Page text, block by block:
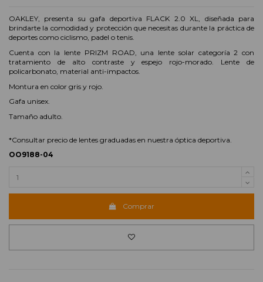
OAKLEY, presenta su gafa deportiva FLACK 2.0 XL, diseñada para
brindarte la comodidad y protección que necesitas durante la práctica de
deportes como ciclismo, padel o tenis.
Cuenta con la lente PRIZM ROAD, una lente solar categoría 2 con
tratamiento de alto contraste y espejo rojo-morado. Lente de
policarbonato, material anti-impactos.
Montura en color gris y rojo.
Gafa unisex.
Tamaño adulto.
*Consultar precio de lentes graduadas en nuestra óptica deportiva.
OO9188-04
Comprar